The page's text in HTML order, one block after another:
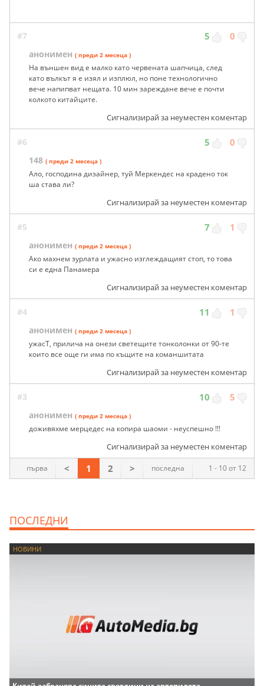
#7 5 0
анонимен ( преди 2 месеца )
На външен вид е малко като червената шапчица, след
като вълкът я е изял и изплюл, но поне технологично
вече напипват нещата. 10 мин зареждане вече е почти
колкото китайците.
Сигнализирай за неуместен коментар
#6 5 0
148 ( преди 2 месеца )
Ало, господина дизайнер, туй Меркендес на крадено ток
ша става ли?
Сигнализирай за неуместен коментар
#5 7 1
анонимен ( преди 2 месеца )
Ако махнем зурлата и ужасно изглеждащият стоп, то това
си е една Панамера
Сигнализирай за неуместен коментар
#4 11 1
анонимен ( преди 2 месеца )
ужасТ, прилича на онези светещите тонколонки от 90-те
които все още ги има по къщите на команшитата
Сигнализирай за неуместен коментар
#3 10 5
анонимен ( преди 2 месеца )
доживяхме мерцедес на копира шаоми - неуспешно !!!
Сигнализирай за неуместен коментар
1 - 10 от 12
първа < 1 2 > последна
ПОСЛЕДНИ
НОВИНИ